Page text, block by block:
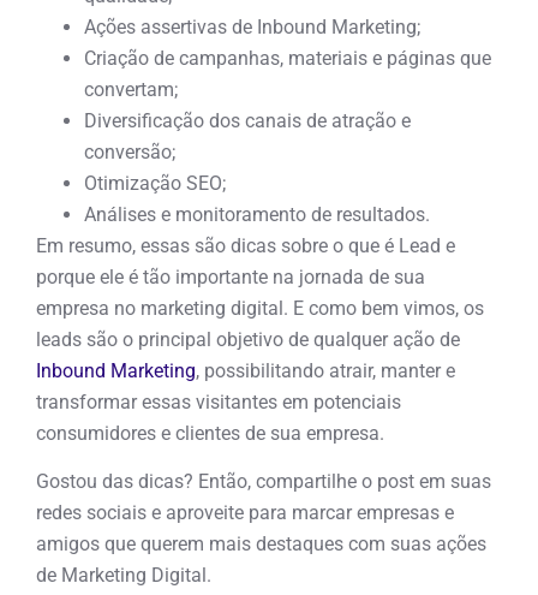
Ações assertivas de Inbound Marketing;
Criação de campanhas, materiais e páginas que
convertam;
Diversificação dos canais de atração e
conversão;
Otimização SEO;
Análises e monitoramento de resultados.
Em resumo, essas são dicas sobre o que é Lead e
porque ele é tão importante na jornada de sua
empresa no marketing digital. E como bem vimos, os
leads são o principal objetivo de qualquer ação de
Inbound Marketing, possibilitando atrair, manter e
transformar essas visitantes em potenciais
consumidores e clientes de sua empresa.
Gostou das dicas? Então, compartilhe o post em suas
redes sociais e aproveite para marcar empresas e
amigos que querem mais destaques com suas ações
de Marketing Digital.